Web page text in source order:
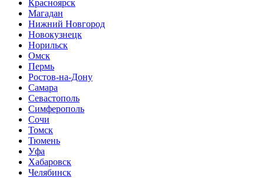
Красноярск
Магадан
Нижний Новгород
Новокузнецк
Норильск
Омск
Пермь
Ростов-на-Дону
Самара
Севастополь
Симферополь
Сочи
Томск
Тюмень
Уфа
Хабаровск
Челябинск